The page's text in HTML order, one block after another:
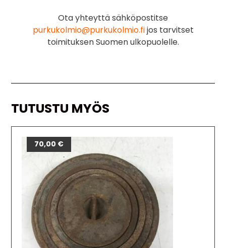
Ota yhteyttä sähköpostitse
purkukolmio@purkukolmio.fijos tarvitset
toimituksen Suomen ulkopuolelle.
TUTUSTU MYÖS
70,00 €